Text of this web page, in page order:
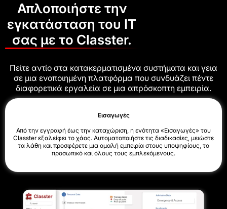
Απλοποιήστε την
εγκατάσταση του IT
σας με το Classter.
Πείτε αντίο στα κατακερματισμένα συστήματα και γεια
σε μια ενοποιημένη πλατφόρμα που συνδυάζει πέντε
διαφορετικά εργαλεία σε μια απρόσκοπτη εμπειρία.
Εισαγωγές
Από την εγγραφή έως την καταχώριση, η ενότητα «Εισαγωγές» του
Classter εξαλείφει το χάος. Αυτοματοποιήστε τις διαδικασίες, μειώστε
τα λάθη και προσφέρετε μια ομαλή εμπειρία στους υποψηφίους, το
προσωπικό και όλους τους εμπλεκόμενους.